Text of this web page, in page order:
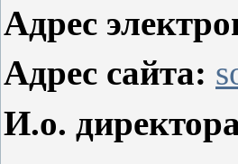
Адрес
Адрес сайта:
И.о.